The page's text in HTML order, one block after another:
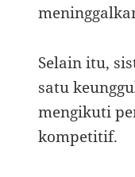
Selain itu,
satu
mengikuti
kompetitif.